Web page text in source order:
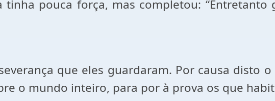
tinha pouca força, mas completou:
que eles guardaram. Por causa disto
o mundo inteiro, para por à prova os que